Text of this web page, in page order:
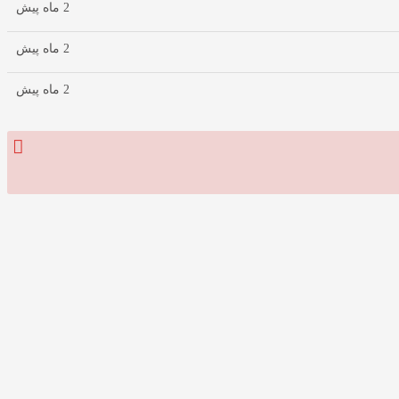
2 ماه پیش
2 ماه پیش
2 ماه پیش